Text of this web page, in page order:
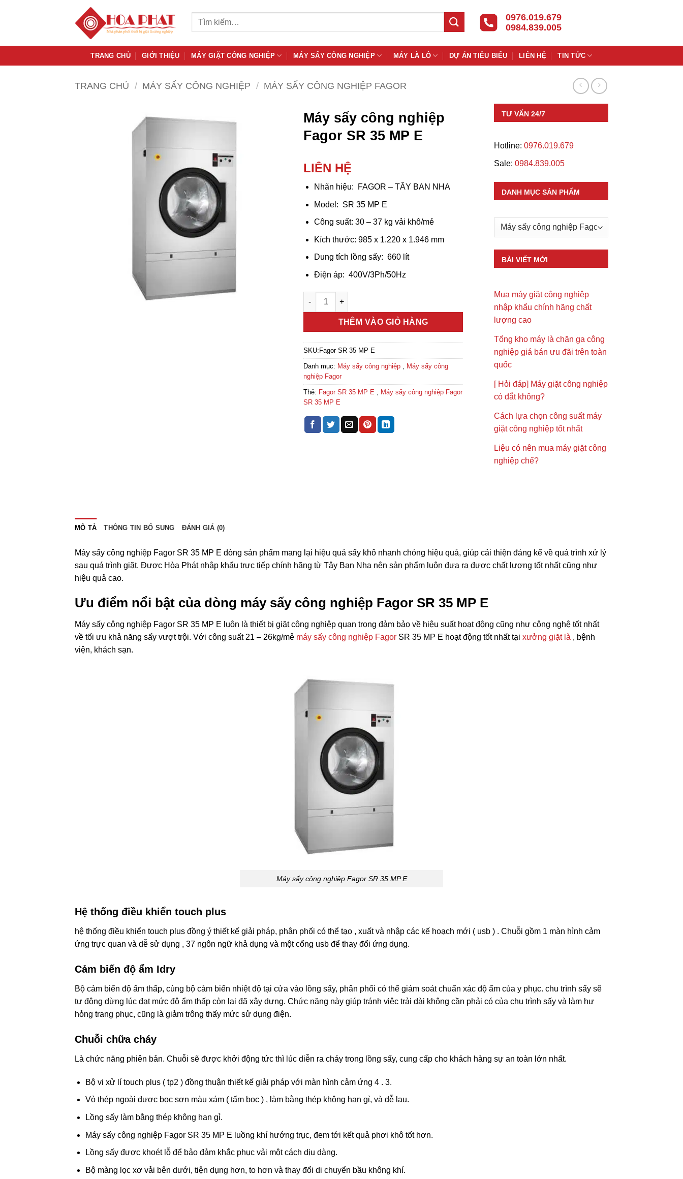
dung
Tìm
0976.019.679
0984.839.005
TRANG CHỦ GIỚI THIỆU MÁY GIẶT CÔNG NGHIỆP MÁY SẤY CÔNG NGHIỆP MÁY LÀ LÔ DỰ ÁN TIÊU BIỂU LIÊN HỆ TIN TỨC
TRANG CHỦ / MÁY SẤY CÔNG NGHIỆP / MÁY SẤY CÔNG NGHIỆP FAGOR
Máy sấy công nghiệp
Fagor SR 35 MP E
LIÊN HỆ
Nhãn hiệu: FAGOR – TÂY BAN NHA
Model: SR 35 MP E
Công suất: 30 – 37 kg vải khô/mẻ
Kích thước: 985 x 1.220 x 1.946 mm
Dung tích lồng sấy: 660 lít
Điện áp: 400V/3Ph/50Hz
Máy sấy công nghiệp Fagor SR 35 MP E số lượng
THÊM VÀO GIỎ HÀNG
SKU:Fagor SR 35 MP E
Danh mục: Máy sấy công nghiệp
Máy sấy công
nghiệp Fagor
Thẻ: Fagor SR 35 MP E
Máy sấy công nghiệp Fagor
SR 35 MP E
TƯ VẤN 24/7
Hotline: 0976.019.679
Sale: 0984.839.005
DANH MỤC SẢN PHẨM
BÀI VIẾT MỚI
Mua máy giặt công nghiệp
nhập khẩu chính hãng chất
lượng cao
Tổng kho máy là chăn ga công
nghiệp giá bán ưu đãi trên toàn
quốc
[ Hỏi đáp] Máy giặt công nghiệp
có đắt không?
Cách lựa chọn công suất máy
giặt công nghiệp tốt nhất
Liệu có nên mua máy giặt công
nghiệp chế?
MÔ TẢ THÔNG TIN BỔ SUNG ĐÁNH GIÁ (0)
Máy sấy công nghiệp Fagor SR 35 MP E dòng sản phẩm mang lại hiệu quả sấy khô nhanh chóng hiệu quả, giúp cải thiện đáng kể về quá trình xử lý
sau quá trình giặt. Được Hòa Phát nhập khẩu trực tiếp chính hãng từ Tây Ban Nha nên sản phẩm luôn đưa ra được chất lượng tốt nhất cũng như
hiệu quả cao.
Ưu điểm nổi bật của dòng máy sấy công nghiệp Fagor SR 35 MP E
Máy sấy công nghiệp Fagor SR 35 MP E luôn là thiết bị giặt công nghiệp quan trọng đảm bảo về hiệu suất hoạt động cũng như công nghệ tốt nhất
về tối ưu khả năng sấy vượt trội. Với công suất 21 – 26kg/mẻ máy sấy công nghiệp Fagor SR 35 MP E hoạt động tốt nhất tại xưởng giặt là , bệnh
viện, khách sạn.
Máy sấy công nghiệp Fagor SR 35 MP E
Hệ thống điều khiển touch plus
hệ thống điều khiển touch plus đồng ý thiết kế giải pháp, phân phối có thể tạo , xuất và nhập các kế hoạch mới ( usb ) . Chuỗi gồm 1 màn hình cảm
ứng trực quan và dễ sử dụng , 37 ngôn ngữ khả dụng và một cổng usb để thay đổi ứng dụng.
Cảm biến độ ẩm Idry
Bộ cảm biến độ ẩm thấp, cùng bộ cảm biến nhiệt độ tại cửa vào lồng sấy, phân phối có thể giám soát chuẩn xác độ ẩm của y phục. chu trình sấy sẽ
tự động dừng lúc đạt mức độ ẩm thấp còn lại đã xây dựng. Chức năng này giúp tránh việc trải dài không cần phải có của chu trình sấy và làm hư
hỏng trang phục, cũng là giảm trông thấy mức sử dụng điện.
Chuỗi chữa cháy
Là chức năng phiên bản. Chuỗi sẽ được khởi động tức thì lúc diễn ra cháy trong lồng sấy, cung cấp cho khách hàng sự an toàn lớn nhất.
Bộ vi xử lí touch plus ( tp2 ) đồng thuận thiết kế giải pháp với màn hình cảm ứng 4 . 3.
Vỏ thép ngoài được bọc sơn màu xám ( tấm bọc ) , làm bằng thép không han gỉ, và dễ lau.
Lồng sấy làm bằng thép không han gỉ.
Máy sấy công nghiệp Fagor SR 35 MP E luồng khí hướng trục, đem tới kết quả phơi khô tốt hơn.
Lồng sấy được khoét lỗ để bảo đảm khắc phục vải một cách dịu dàng.
Bộ màng lọc xơ vải bên dưới, tiện dụng hơn, to hơn và thay đổi di chuyển bầu không khí.